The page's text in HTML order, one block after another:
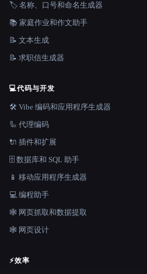
🏷️ 名称、口号和命名生成器
📚 家庭作业和作文助手
📝 文本生成
📝 求职信生成器
💻代码与开发
🛠️ Vibe 编码和应用程序生成器
🦾 代理编码
🔌 插件和扩展
🗄️ 数据库和 SQL 助手
📱 移动应用程序生成器
💻 编程助手
🕸️ 网页抓取和数据提取
🕸 网页设计
⚡效率